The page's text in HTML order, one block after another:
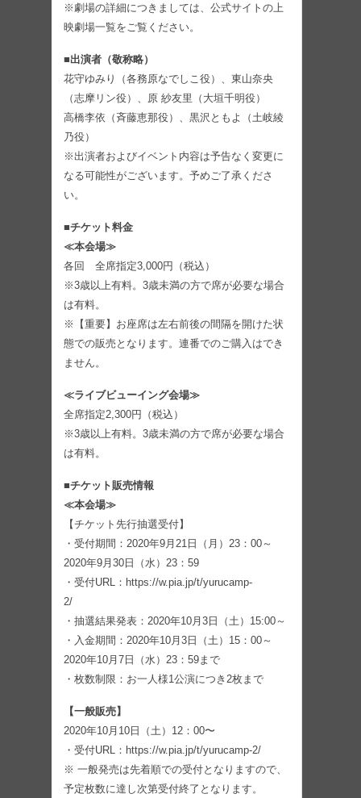
※劇場の詳細につきましては、公式サイトの上
映劇場一覧をご覧ください。
■出演者（敬称略）
花守ゆみり（各務原なでしこ役）、東山奈央
（志摩リン役）、原 紗友里（大垣千明役）
高橋李依（斉藤恵那役）、黒沢ともよ（土岐綾
乃役）
※出演者およびイベント内容は予告なく変更に
なる可能性がございます。予めご了承くださ
い。
■チケット料金
≪本会場≫
各回 全席指定3,000円（税込）
※3歳以上有料。3歳未満の方で席が必要な場合
は有料。
※【重要】お座席は左右前後の間隔を開けた状
態での販売となります。連番でのご購入はでき
ません。
≪ライブビューイング会場≫
全席指定2,300円（税込）
※3歳以上有料。3歳未満の方で席が必要な場合
は有料。
■チケット販売情報
≪本会場≫
【チケット先行抽選受付】
・受付期間：2020年9月21日（月）23：00～
2020年9月30日（水）23：59
・受付URL：https://w.pia.jp/t/yurucamp-
2/
・抽選結果発表：2020年10月3日（土）15:00～
・入金期間：2020年10月3日（土）15：00～
2020年10月7日（水）23：59まで
・枚数制限：お一人様1公演につき2枚まで
【一般販売】
2020年10月10日（土）12：00〜
・受付URL：https://w.pia.jp/t/yurucamp-2/
※ 一般発売は先着順での受付となりますので、
予定枚数に達し次第受付終了となります。